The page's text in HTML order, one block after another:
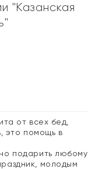
"Казанская
от всех бед,
это помощь в
подарить любому
молодым